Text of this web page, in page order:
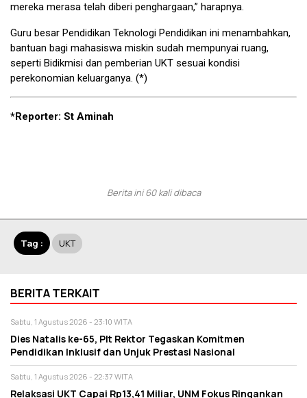
mereka merasa telah diberi penghargaan,” harapnya.
Guru besar Pendidikan Teknologi Pendidikan ini menambahkan,
bantuan bagi mahasiswa miskin sudah mempunyai ruang,
seperti Bidikmisi dan pemberian UKT sesuai kondisi
perekonomian keluarganya. (*)
*Reporter: St Aminah
Berita ini 60 kali dibaca
Tag : UKT
BERITA TERKAIT
Sabtu, 1 Agustus 2026 - 23:10 WITA
Dies Natalis ke-65, Plt Rektor Tegaskan Komitmen
Pendidikan Inklusif dan Unjuk Prestasi Nasional
Sabtu, 1 Agustus 2026 - 22:37 WITA
Relaksasi UKT Capai Rp13,41 Miliar, UNM Fokus Ringankan